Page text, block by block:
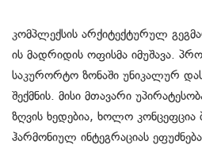
კომპლექსის არქიტექტურულ
ის მადრიდის ოფისმა იმუშავა.
საკურორტო ზონაში უნიკალურ
შექმნის. მისი მთავარი
ზღვის ხედებია, ხოლო
ჰარმონიულ ინტეგრაციას ეფუძნება.